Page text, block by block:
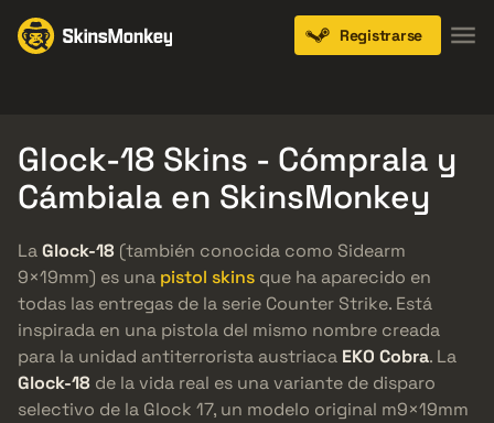
Registrarse
Glock-18 Skins - Cómprala y
Cámbiala en SkinsMonkey
LaGlock-18 (también conocida como Sidearm
9×19mm) es una pistol skins que ha aparecido en
todas las entregas de la serie Counter Strike. Está
inspirada en una pistola del mismo nombre creada
para la unidad antiterrorista austriaca EKO Cobra. La
Glock-18 de la vida real es una variante de disparo
selectivo de la Glock 17, un modelo original m9×19mm